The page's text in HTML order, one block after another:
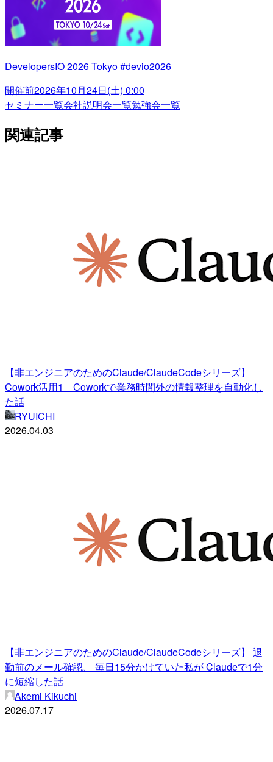
DevelopersIO 2026 Tokyo #devio2026
開催前2026年10月24日(土) 0:00
セミナー一覧会社説明会一覧勉強会一覧
関連記事
【非エンジニアのためのClaude/ClaudeCodeシリーズ】
Cowork活用1 Coworkで業務時間外の情報整理を自動化し
た話
RYUICHI
2026.04.03
【非エンジニアのためのClaude/ClaudeCodeシリーズ】 退
勤前のメール確認、 毎日15分かけていた私が Claudeで1分
に短縮した話
Akemi Kikuchi
2026.07.17